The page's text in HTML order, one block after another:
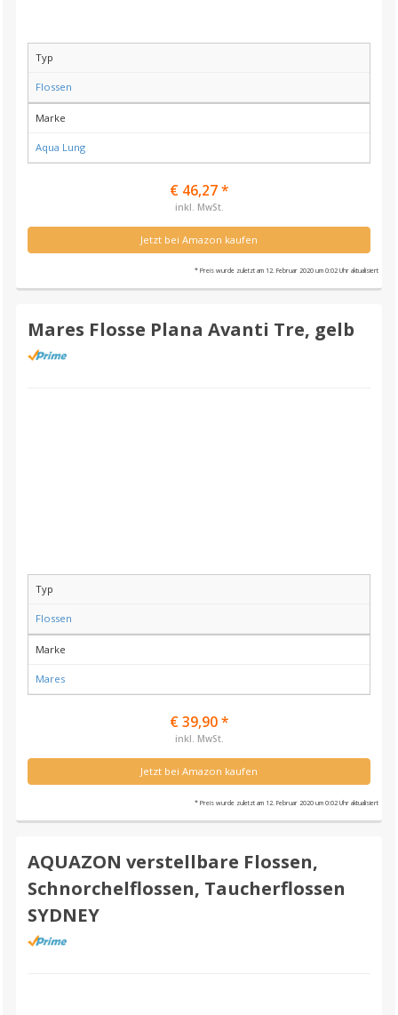
Typ
Flossen
Marke
Aqua Lung
€ 46,27 *
inkl. MwSt.
Jetzt bei Amazon kaufen
* Preis wurde zuletzt am 12. Februar 2020 um 0:02 Uhr aktualisiert
Mares Flosse Plana Avanti Tre, gelb
Typ
Flossen
Marke
Mares
€ 39,90 *
inkl. MwSt.
Jetzt bei Amazon kaufen
* Preis wurde zuletzt am 12. Februar 2020 um 0:02 Uhr aktualisiert
AQUAZON verstellbare Flossen,
Schnorchelflossen, Taucherflossen
SYDNEY